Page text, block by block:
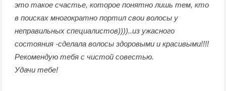
это такое счастье, которое понятно лишь тем, кто
в поисках многократно портил свои волосы у
неправильных специалистов))))..из ужасного
состояния -сделала волосы здоровыми и красивыми!!!!
Рекомендую тебя с чистой совестью.
Удачи тебе!